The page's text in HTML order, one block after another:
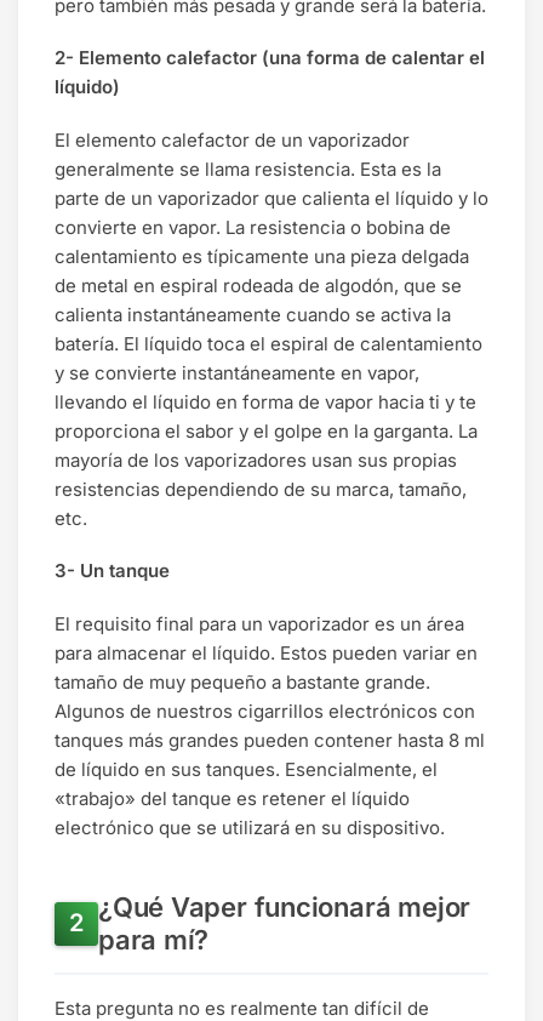
pero también más pesada y grande será la batería.
2- Elemento calefactor (una forma de calentar el
líquido)
El elemento calefactor de un vaporizador
generalmente se llama resistencia. Esta es la
parte de un vaporizador que calienta el líquido y lo
convierte en vapor. La resistencia o bobina de
calentamiento es típicamente una pieza delgada
de metal en espiral rodeada de algodón, que se
calienta instantáneamente cuando se activa la
batería. El líquido toca el espiral de calentamiento
y se convierte instantáneamente en vapor,
llevando el líquido en forma de vapor hacia ti y te
proporciona el sabor y el golpe en la garganta. La
mayoría de los vaporizadores usan sus propias
resistencias dependiendo de su marca, tamaño,
etc.
3- Un tanque
El requisito final para un vaporizador es un área
para almacenar el líquido. Estos pueden variar en
tamaño de muy pequeño a bastante grande.
Algunos de nuestros cigarrillos electrónicos con
tanques más grandes pueden contener hasta 8 ml
de líquido en sus tanques. Esencialmente, el
«trabajo» del tanque es retener el líquido
electrónico que se utilizará en su dispositivo.
¿Qué Vaper funcionará mejor
para mí?
Esta pregunta no es realmente tan difícil de